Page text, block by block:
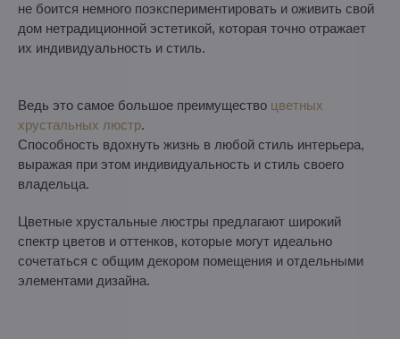
не боится немного поэкспериментировать и оживить свой
дом нетрадиционной эстетикой, которая точно отражает
их индивидуальность и стиль.
Ведь это самое большое преимущество цветных
хрустальных люстр.
Способность вдохнуть жизнь в любой стиль интерьера,
выражая при этом индивидуальность и стиль своего
владельца.
Цветные хрустальные люстры предлагают широкий
спектр цветов и оттенков, которые могут идеально
сочетаться с общим декором помещения и отдельными
элементами дизайна.